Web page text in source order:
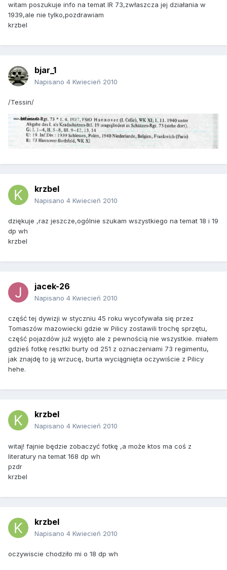
witam poszukuje info na temat IR 73,zwłaszcza jej działania w
1939,ale nie tylko,pozdrawiam
krzbel
bjar_1
Napisano 4 Kwiecień 2010
/Tessin/
krzbel
Napisano 4 Kwiecień 2010
dziękuje ,raz jeszcze,ogólnie szukam wszystkiego na temat 18 i 19
dp wh
krzbel
jacek-26
Napisano 4 Kwiecień 2010
część tej dywizji w styczniu 45 roku wycofywała się przez
Tomaszów mazowiecki gdzie w Pilicy zostawili trochę sprzętu,
część pojazdów już wyjęto ale z pewnością nie wszystkie. miałem
gdzieś fotkę resztki burty od 251 z oznaczeniami 73 regimentu,
jak znajdę to ją wrzucę, burta wyciągnięta oczywiście z Pilicy
hehe.
krzbel
Napisano 4 Kwiecień 2010
witaj! fajnie będzie zobaczyć fotkę ,a może ktos ma coś z
literatury na temat 168 dp wh
pzdr
krzbel
krzbel
Napisano 4 Kwiecień 2010
oczywiscie chodziło mi o 18 dp wh